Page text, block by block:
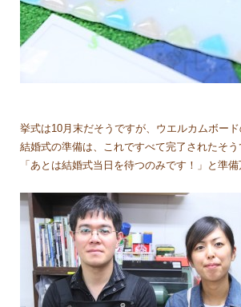
挙式は10月末だそうですが、ウエルカムボード
結婚式の準備は、これですべて完了されたそう
「あとは結婚式当日を待つのみです！」と準